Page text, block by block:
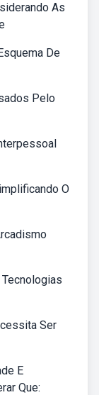
As
De
Pelo
O
Ser
E
Que: